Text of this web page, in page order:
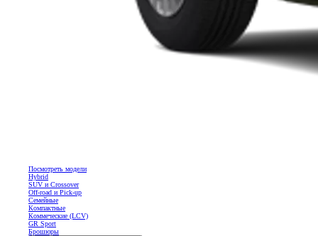
Посмотреть модели
Hybrid
SUV и Crossover
Off-road и Pick-up
Семейные
Компактные
Коммеческие (LCV)
GR Sport
Брошюры